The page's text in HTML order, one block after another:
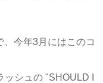
今年3月にはこのコ
シュの "SHOULD I